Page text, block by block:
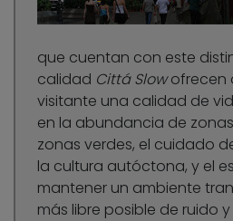
que cuentan con este
calidad Cittá Slowofrecen
visitante una calidad de
en la abundancia de
zonas verdes, el cuidado
la cultura autóctona, y el
mantener un ambiente
más libre posible de ruido